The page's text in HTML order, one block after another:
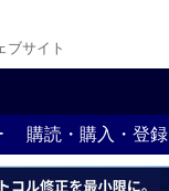
ブサイト
購読・購入・登録